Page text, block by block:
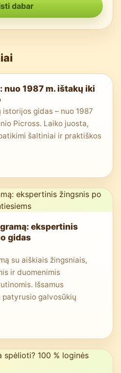
dabar
nuo 1987 m. ištakų iki
gidas – nuo 1987
Picross. Laiko juosta,
šaltiniai ir praktiškos
ekspertinis
gidas
su aiškiais žingsniais,
ir duomenimis
Išsamus
galvosūkių